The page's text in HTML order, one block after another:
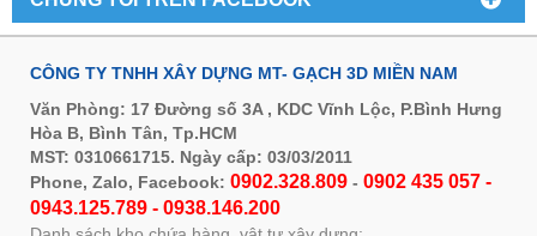
CÔNG TY TNHH XÂY DỰNG MT- GẠCH 3D MIỀN NAM
Văn Phòng: 17 Đường số 3A , KDC Vĩnh Lộc, P.Bình Hưng
Hòa B, Bình Tân, Tp.HCM
MST: 0310661715. Ngày cấp: 03/03/2011
Phone, Zalo, Facebook: 0902.328.809 - 0902 435 057 -
0943.125.789 - 0938.146.200